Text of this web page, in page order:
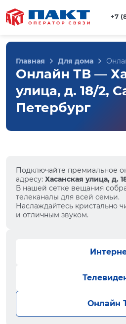
+7
Главная Для дома
Онлайн ТВ —
улица, д. 18/2,
Петербург
Подключайте премиальное
адресу: Хасанская улица, д.
В нашей сетке вещания
телеканалы для всей семьи.
Наслаждайтесь кристально
и отличным звуком.
Онлайн